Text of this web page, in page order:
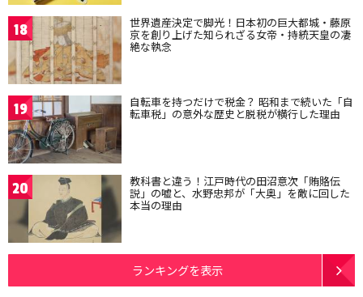
18 世界遺産決定で脚光！日本初の巨大都城・藤原
京を創り上げた知られざる女帝・持統天皇の凄
絶な執念
19 自転車を持つだけで税金？ 昭和まで続いた「自
転車税」の意外な歴史と脱税が横行した理由
20 教科書と違う！江戸時代の田沼意次「賄賂伝
説」の嘘と、水野忠邦が「大奥」を敵に回した
本当の理由
ランキングを表示